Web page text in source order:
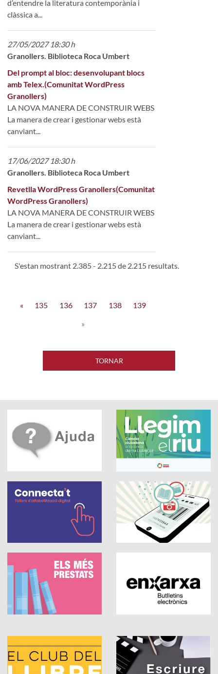
d’entendre la literatura contemporània i
clàssica a...
27/05/2027 18:30 h
Granollers. Biblioteca Roca Umbert
Del prompt al bloc: desenvolupant blocs
amb Telex.(Comunitat WordPress
Granollers)
LA NOVA MANERA DE CONSTRUIR WEBS
La manera de crear i gestionar webs està
canviant...
17/06/2027 18:30 h
Granollers. Biblioteca Roca Umbert
Revetlla WordPress Granollers(Comunitat
WordPress Granollers)
LA NOVA MANERA DE CONSTRUIR WEBS
La manera de crear i gestionar webs està
canviant...
S'estan mostrant 2.385 - 2.215 de 2.215 resultats.
« 135 136 137 138
139
»
TORNAR